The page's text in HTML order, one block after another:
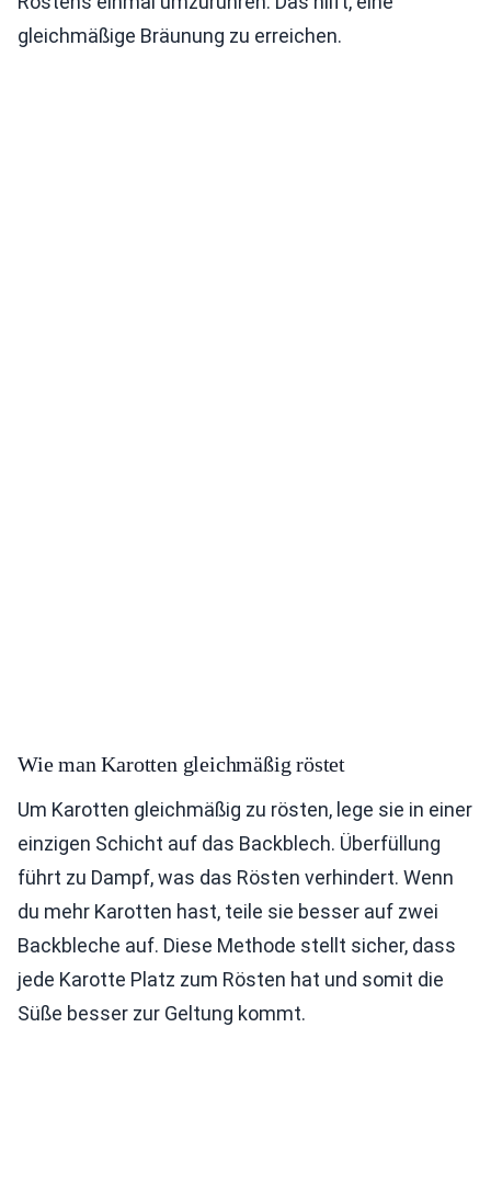
gleichmäßige Bräunung zu erreichen.
Wie man Karotten gleichmäßig röstet
Um Karotten gleichmäßig zu rösten, lege sie in einer
einzigen Schicht auf das Backblech. Überfüllung
führt zu Dampf, was das Rösten verhindert. Wenn
du mehr Karotten hast, teile sie besser auf zwei
Backbleche auf. Diese Methode stellt sicher, dass
jede Karotte Platz zum Rösten hat und somit die
Süße besser zur Geltung kommt.